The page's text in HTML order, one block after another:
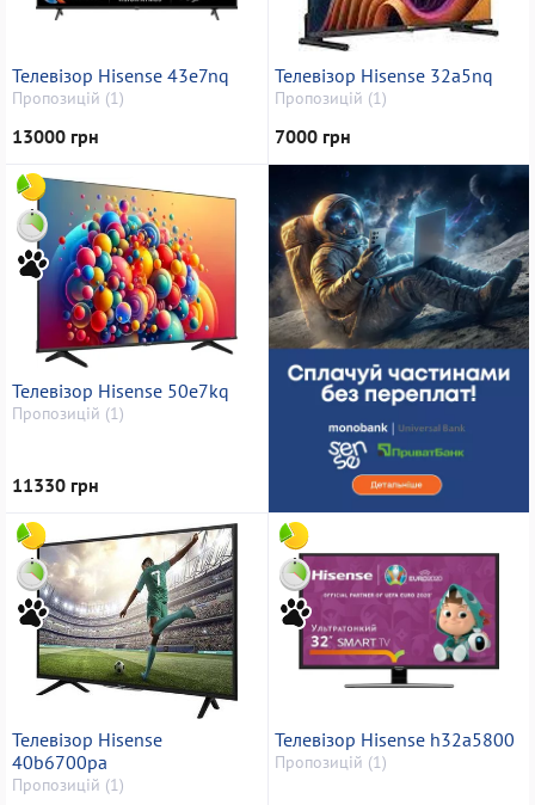
Телевізор Hisense 43e7nq
Пропозицій (1)
13000 грн
Телевізор Hisense 32a5nq
Пропозицій (1)
7000 грн
Телевізор Hisense 50e7kq
Пропозицій (1)
11330 грн
Телевізор Hisense
40b6700pa
Пропозицій (1)
Телевізор Hisense h32a5800
Пропозицій (1)